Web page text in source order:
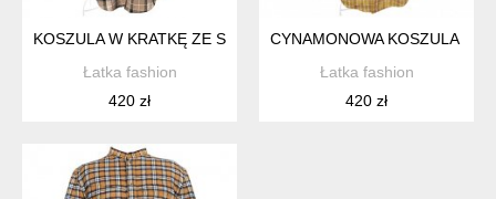
KOSZULA W KRATKĘ ZE STÓJKĄ
Łatka fashion
420 zł
CYNAMONOWA KOSZULA W
Łatka fashion
420 zł